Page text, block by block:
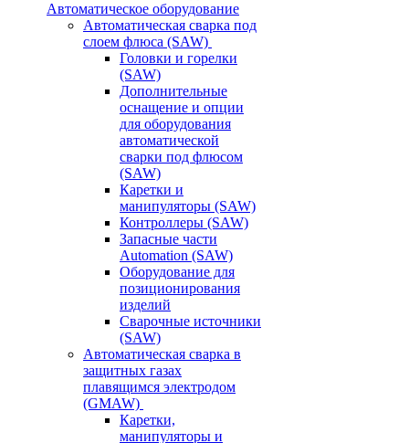
Автоматическое оборудование
Автоматическая сварка под
слоем флюса (SAW)
Головки и горелки
(SAW)
Дополнительные
оснащение и опции
для оборудования
автоматической
сварки под флюсом
(SAW)
Каретки и
манипуляторы (SAW)
Контроллеры (SAW)
Запасные части
Automation (SAW)
Оборудование для
позиционирования
изделий
Сварочные источники
(SAW)
Автоматическая сварка в
защитных газах
плавящимся электродом
(GMAW)
Каретки,
манипуляторы и